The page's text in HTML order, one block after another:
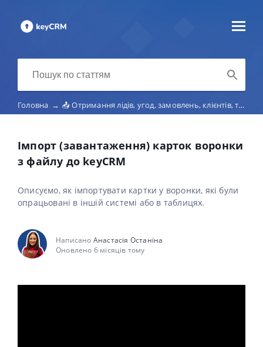
Головна → 📤 Отримання лідів, угод, замовлень, клієнтів, товарів з іншої системи (Amo, Bitrix, 1C, файл Excel)
Імпорт (завантаження) карток воронки
з файлу до keyCRM
Описуємо, як імпортувати картки у воронки, які були
опрацьовані в іншій системі або в таблицях.
Написано Анастасія Останіна
Оновлено 6 місяців тому